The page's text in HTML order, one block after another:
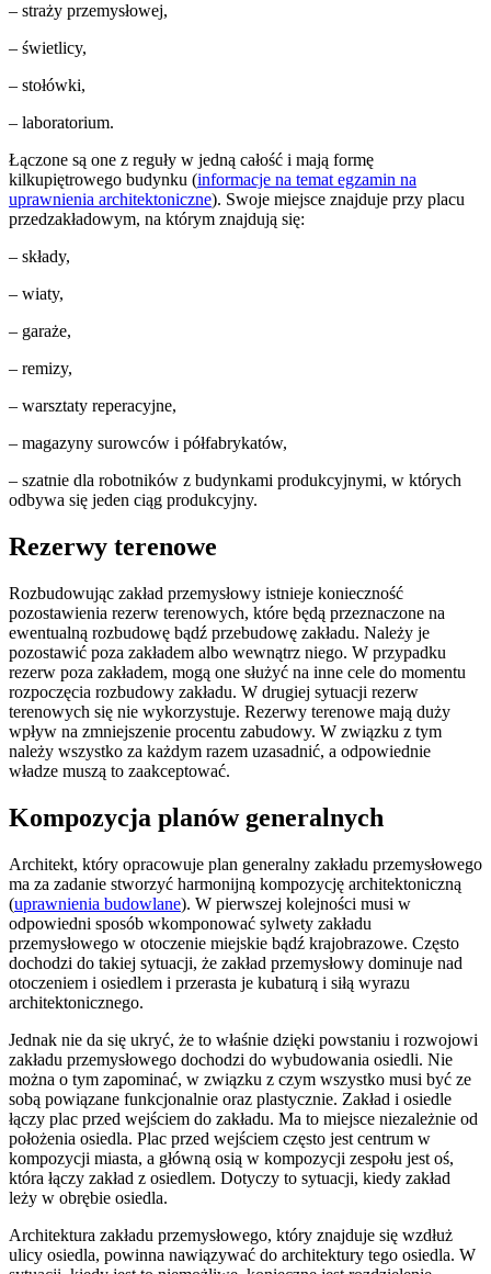
– straży przemysłowej,
– świetlicy,
– stołówki,
– laboratorium.
Łączone są one z reguły w jedną całość i mają formę
kilkupiętrowego budynku (informacje na temat egzamin na
uprawnienia architektoniczne). Swoje miejsce znajduje przy placu
przedzakładowym, na którym znajdują się:
– składy,
– wiaty,
– garaże,
– remizy,
– warsztaty reperacyjne,
– magazyny surowców i półfabrykatów,
– szatnie dla robotników z budynkami produkcyjnymi, w których
odbywa się jeden ciąg produkcyjny.
Rezerwy terenowe
Rozbudowując zakład przemysłowy istnieje konieczność
pozostawienia rezerw terenowych, które będą przeznaczone na
ewentualną rozbudowę bądź przebudowę zakładu. Należy je
pozostawić poza zakładem albo wewnątrz niego. W przypadku
rezerw poza zakładem, mogą one służyć na inne cele do momentu
rozpoczęcia rozbudowy zakładu. W drugiej sytuacji rezerw
terenowych się nie wykorzystuje. Rezerwy terenowe mają duży
wpływ na zmniejszenie procentu zabudowy. W związku z tym
należy wszystko za każdym razem uzasadnić, a odpowiednie
władze muszą to zaakceptować.
Kompozycja planów generalnych
Architekt, który opracowuje plan generalny zakładu przemysłowego
ma za zadanie stworzyć harmonijną kompozycję architektoniczną
(uprawnienia budowlane). W pierwszej kolejności musi w
odpowiedni sposób wkomponować sylwety zakładu
przemysłowego w otoczenie miejskie bądź krajobrazowe. Często
dochodzi do takiej sytuacji, że zakład przemysłowy dominuje nad
otoczeniem i osiedlem i przerasta je kubaturą i siłą wyrazu
architektonicznego.
Jednak nie da się ukryć, że to właśnie dzięki powstaniu i rozwojowi
zakładu przemysłowego dochodzi do wybudowania osiedli. Nie
można o tym zapominać, w związku z czym wszystko musi być ze
sobą powiązane funkcjonalnie oraz plastycznie. Zakład i osiedle
łączy plac przed wejściem do zakładu. Ma to miejsce niezależnie od
położenia osiedla. Plac przed wejściem często jest centrum w
kompozycji miasta, a główną osią w kompozycji zespołu jest oś,
która łączy zakład z osiedlem. Dotyczy to sytuacji, kiedy zakład
leży w obrębie osiedla.
Architektura zakładu przemysłowego, który znajduje się wzdłuż
ulicy osiedla, powinna nawiązywać do architektury tego osiedla. W